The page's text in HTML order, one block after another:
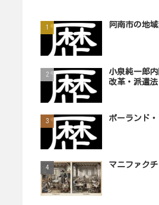
阿南市の地
小泉純一郎
改革・派遣
ポーランド
マニファク